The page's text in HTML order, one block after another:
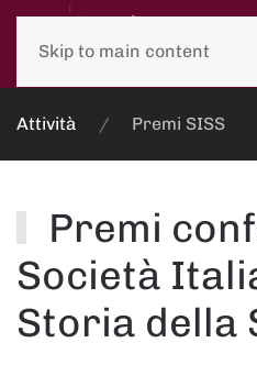
Skip to main content
Attività Premi SISS
Premi
Società
Storia della